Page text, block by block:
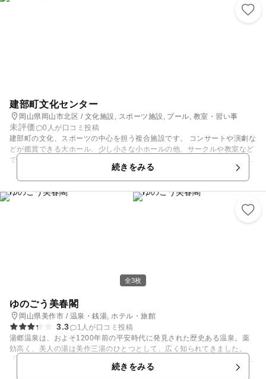
建部町文化センター
岡山県岡山市北区 / 文化施設, スポーツ施設, プール, 教室・習い事
未評価
0人が口コミ投稿
建部町の文化、スポーツの中心を担う複合施設です。 コンサートや演劇な
どが鑑賞できる大ホール、少し小さな小ホールの他、サークルや教室など
で利用できる多目的室を備えた文化センターと季節を問わず泳ぐことが出
ールの他、幼児用プールやジャグジーも備えています。他にも卓球ができ
る卓球室やトレーニングマシンが置いてある軽運動室があります。また、
1階のアトリウムにはキッズコーナーもあり、小さな子供が遊べる遊具や
続きをみる
全3枚
ゆのごう美春閣
岡山県美作市 / 温泉・銭湯, ホテル・旅館
3.3
1人が口コミ投稿
湯郷温泉は、およそ1200年前の平安時代に発見された歴史ある温泉。薬
効高く、美人の湯は美作三湯のひとつとして、広く知られてきました。
「ゆのごう美春閣」は、湯郷温泉きっての充実したお風呂が自慢。広々と
した内湯など、朝夕合わせて7種類のお風呂を楽しめます。 また粉ミルク
続きをみる